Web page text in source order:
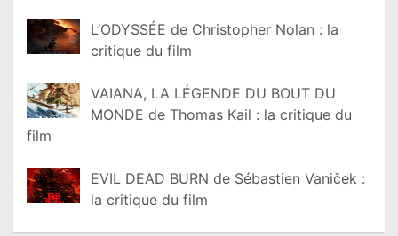
L’ODYSSÉE de Christopher Nolan : la
critique du film
VAIANA, LA LÉGENDE DU BOUT DU
MONDE de Thomas Kail : la critique du
film
EVIL DEAD BURN de Sébastien Vaniček :
la critique du film